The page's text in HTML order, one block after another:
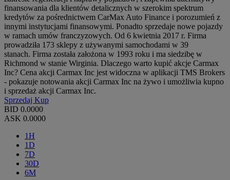
finansowania dla klientów detalicznych w szerokim spektrum
kredytów za pośrednictwem CarMax Auto Finance i porozumień z
innymi instytucjami finansowymi. Ponadto sprzedaje nowe pojazdy
w ramach umów franczyzowych. Od 6 kwietnia 2017 r. Firma
prowadziła 173 sklepy z używanymi samochodami w 39
stanach. Firma została założona w 1993 roku i ma siedzibę w
Richmond w stanie Wirginia. Dlaczego warto kupić akcje Carmax
Inc? Cena akcji Carmax Inc jest widoczna w aplikacji TMS Brokers
- pokazuje notowania akcji Carmax Inc na żywo i umożliwia kupno
i sprzedaż akcji Carmax Inc.
Sprzedaj Kup
BID 0.0000
ASK 0.0000
1H
1D
7D
30D
6M